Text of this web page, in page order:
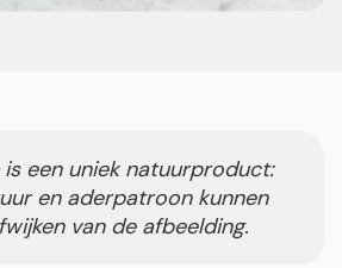
een uniek natuurproduct:
en aderpatroon kunnen
van de afbeelding.